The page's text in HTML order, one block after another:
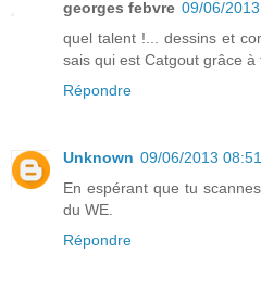
georges febvre 09/06/
quel talent !... dessins et
sais qui est Catgout grâce à
Répondre
Unknown 09/06/2013 08:51
En espérant que tu
du WE.
Répondre